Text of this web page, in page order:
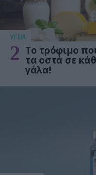
ΥΓΕΙΑ
2 Το τρόφιμο
τα οστά σε
γάλα!